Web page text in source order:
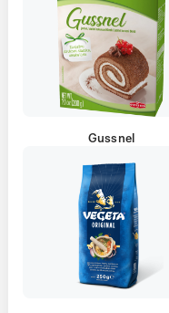
Gussnel